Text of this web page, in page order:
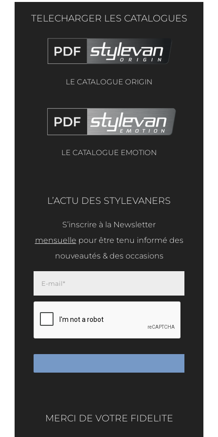
TELECHARGER LES CATALOGUES
LE CATALOGUE ORIGIN
LE CATALOGUE EMOTION
L’ACTU DES STYLEVANERS
S’inscrire à la Newsletter
mensuelle pour être tenu informé des
nouveautés & des occasions
MERCI DE VOTRE FIDELITE